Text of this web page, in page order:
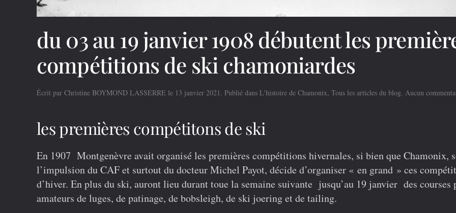
du 03 au 19 janvier 1908 débutent les
compétitions de ski chamoniardes
Écrit par Christine BOYMOND LASSERRE le 13 janvier 2021. Publié dans L'histoire de Chamonix, Tous les articles du blog. Aucun
les premières compétitons de ski
En 1907 Montgenèvre avait organisé les premières compétitions hivernales, si bien que Chamonix,
l’impulsion du CAF et surtout du docteur Michel Payot, décide d’organiser « en grand » ces
d’hiver. En plus du ski, auront lieu durant toue la semaine suivante jusqu’au 19 janvier des courses
amateurs de luges, de patinage, de bobsleigh, de ski joering et de tailing.